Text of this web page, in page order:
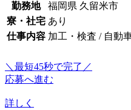
勤務地
福岡県 久留米市
寮・社宅 あり
仕事内容 加工・検査 / 自動
＼最短45秒で完了／
応募へ進む
詳しく